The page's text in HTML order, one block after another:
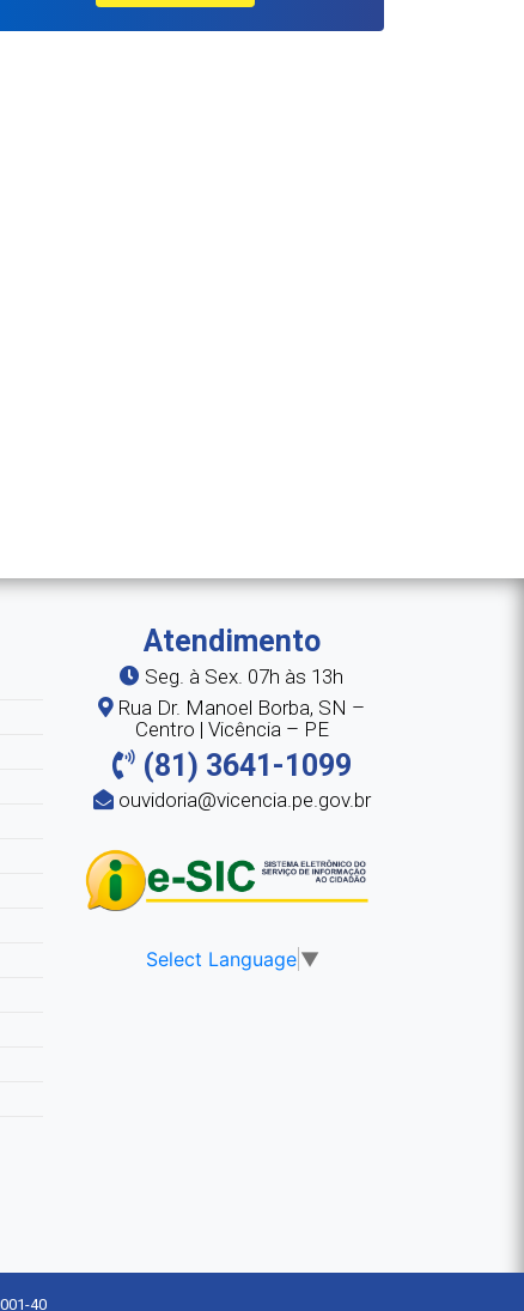
Atendimento
Seg. à Sex. 07h às 13h
Rua Dr. Manoel Borba, SN –
Centro | Vicência – PE
(81) 3641-1099
ouvidoria@vicencia.pe.gov.br
Select Language ▼
40